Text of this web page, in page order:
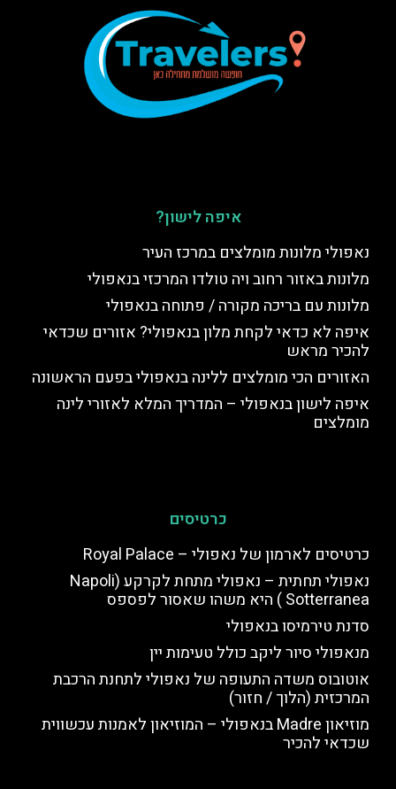
איפה לישון?
נאפולי מלונות מומלצים במרכז העיר
מלונות באזור רחוב ויה טולדו המרכזי בנאפולי
מלונות עם בריכה מקורה / פתוחה בנאפולי
איפה לא כדאי לקחת מלון בנאפולי? אזורים שכדאי
להכיר מראש
האזורים הכי מומלצים ללינה בנאפולי בפעם הראשונה
איפה לישון בנאפולי – המדריך המלא לאזורי לינה
מומלצים
כרטיסים
כרטיסים לארמון של נאפולי – Royal Palace
נאפולי תחתית – נאפולי מתחת לקרקע (Napoli
Sotterranea ) היא משהו שאסור לפספס
סדנת טירמיסו בנאפולי
מנאפולי סיור ליקב כולל טעימות יין
אוטובוס משדה התעופה של נאפולי לתחנת הרכבת
המרכזית (הלוך / חזור)
מוזיאון Madre בנאפולי – המוזיאון לאמנות עכשווית
שכדאי להכיר